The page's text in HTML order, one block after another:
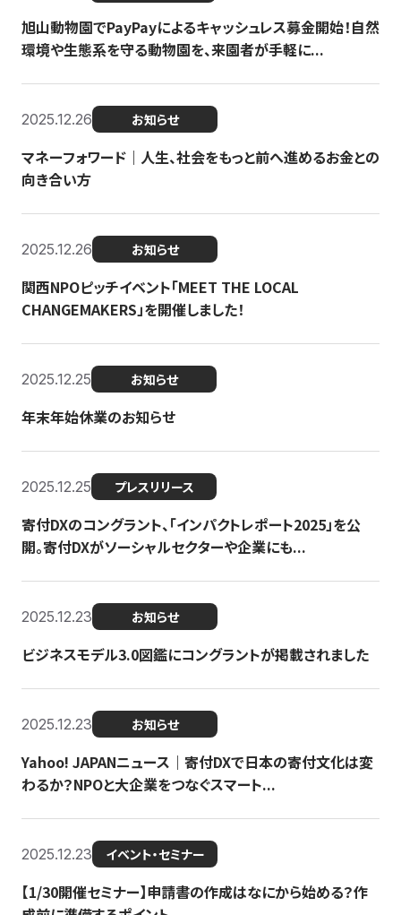
旭山動物園でPayPayによるキャッシュレス募金開始！自然
環境や生態系を守る動物園を、来園者が手軽に...
2025.12.26 お知らせ
マネーフォワード｜人生、社会をもっと前へ進めるお金との
向き合い方
2025.12.26 お知らせ
関西NPOピッチイベント「MEET THE LOCAL
CHANGEMAKERS」を開催しました！
2025.12.25 お知らせ
年末年始休業のお知らせ
2025.12.25 プレスリリース
寄付DXのコングラント、「インパクトレポート2025」を公
開。寄付DXがソーシャルセクターや企業にも...
2025.12.23 お知らせ
ビジネスモデル3.0図鑑にコングラントが掲載されました
2025.12.23 お知らせ
Yahoo! JAPANニュース｜寄付DXで日本の寄付文化は変
わるか？NPOと大企業をつなぐスマート...
2025.12.23 イベント・セミナー
【1/30開催セミナー】申請書の作成はなにから始める？作